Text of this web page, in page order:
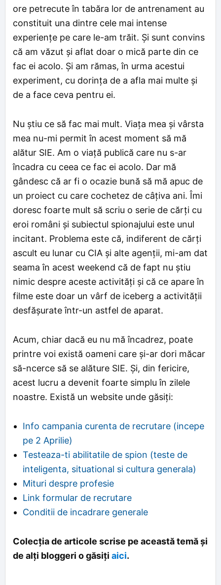
ore petrecute în tabăra lor de antrenament au
constituit una dintre cele mai intense
experiențe pe care le-am trăit. Și sunt convins
că am văzut și aflat doar o mică parte din ce
fac ei acolo. Și am rămas, în urma acestui
experiment, cu dorința de a afla mai multe și
de a face ceva pentru ei.
Nu știu ce să fac mai mult. Viața mea și vârsta
mea nu-mi permit în acest moment să mă
alătur SIE. Am o viață publică care nu s-ar
încadra cu ceea ce fac ei acolo. Dar mă
gândesc că ar fi o ocazie bună să mă apuc de
un proiect cu care cochetez de câțiva ani. Îmi
doresc foarte mult să scriu o serie de cărți cu
eroi români și subiectul spionajului este unul
incitant. Problema este că, indiferent de cărți
ascult eu lunar cu CIA și alte agenții, mi-am dat
seama în acest weekend că de fapt nu știu
nimic despre aceste activități și că ce apare în
filme este doar un vârf de iceberg a activității
desfășurate într-un astfel de aparat.
Acum, chiar dacă eu nu mă încadrez, poate
printre voi există oameni care și-ar dori măcar
să-ncerce să se alăture SIE. Și, din fericire,
acest lucru a devenit foarte simplu în zilele
noastre. Există un website unde găsiți:
Info campania curenta de recrutare (incepe
pe 2 Aprilie)
Testeaza-ti abilitatile de spion (teste de
inteligenta, situational si cultura generala)
Mituri despre profesie
Link formular de recrutare
Conditii de incadrare generale
Colecția de articole scrise pe această temă și
de alți bloggeri o găsiți aici.